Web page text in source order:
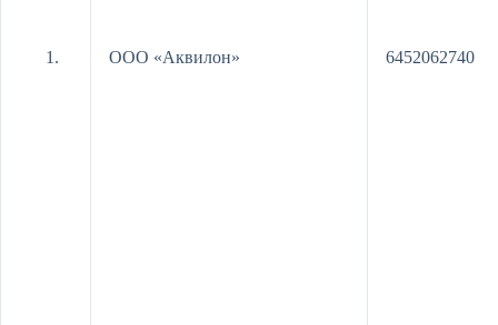
ООО «Аквилон» 6452062740